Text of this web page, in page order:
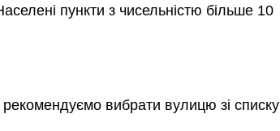
пункти з чисельністю більше 10
вибрати вулицю зі списку